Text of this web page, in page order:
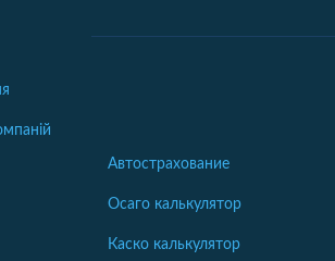
Автострахование
Осаго калькулятор
Каско калькулятор